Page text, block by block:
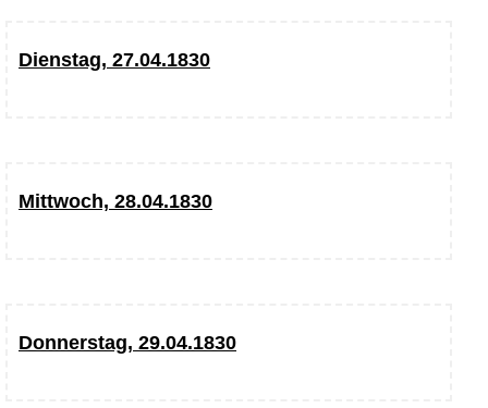
Dienstag, 27.04.1830
Mittwoch, 28.04.1830
Donnerstag, 29.04.1830